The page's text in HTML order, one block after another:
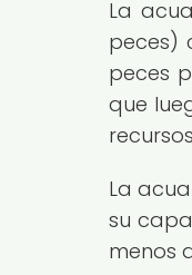
La
peces)
peces
que
La
su
menos